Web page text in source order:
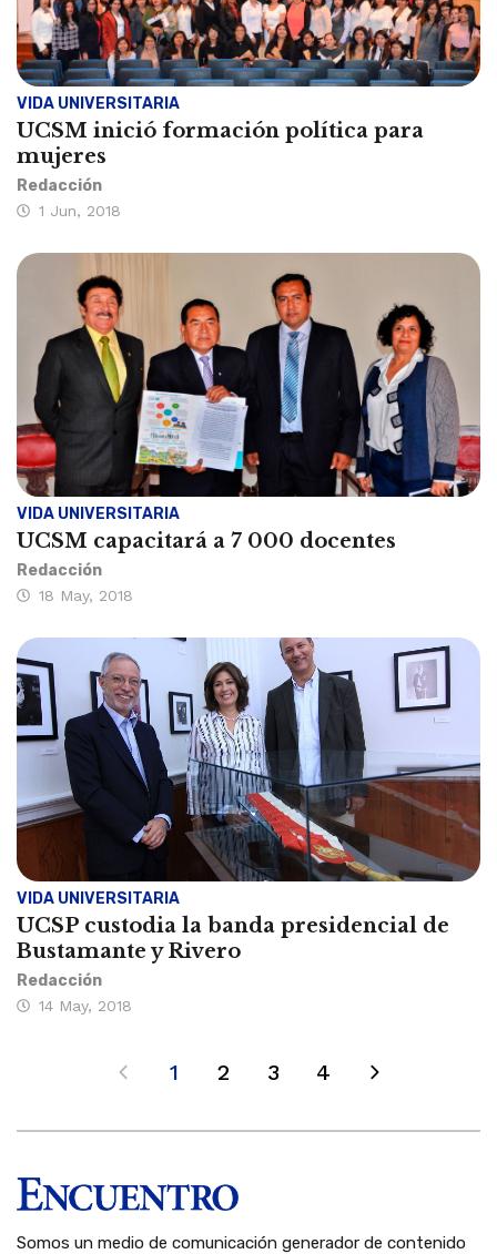
VIDA UNIVERSITARIA
UCSM inició formación política para
mujeres
Redacción
1 Jun, 2018
VIDA UNIVERSITARIA
UCSM capacitará a 7 000 docentes
Redacción
18 May, 2018
VIDA UNIVERSITARIA
UCSP custodia la banda presidencial de
Bustamante y Rivero
Redacción
14 May, 2018
1 2 3 4
Somos un medio de comunicación generador de contenido